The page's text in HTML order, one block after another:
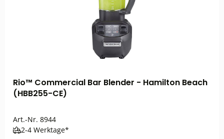
Rio™ Commercial Bar Blender - Hamilton Beach
(HBB255-CE)
Art.-Nr. 8944
2-4 Werktage*